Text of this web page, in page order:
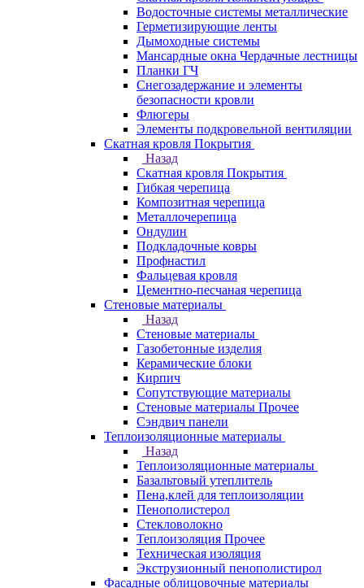
Водосточные системы металлические
Герметизирующие ленты
Дымоходные системы
Мансардные окна Чердачные лестницы
Планки ГЧ
Снегозадержание и элементы
безопасности кровли
Флюгеры
Элементы подкровельной вентиляции
Скатная кровля Покрытия
Назад
Скатная кровля Покрытия
Гибкая черепица
Композитная черепица
Металлочерепица
Ондулин
Подкладочные ковры
Профнастил
Фальцевая кровля
Цементно-песчаная черепица
Стеновые материалы
Назад
Стеновые материалы
Газобетонные изделия
Керамические блоки
Кирпич
Сопутствующие материалы
Стеновые материалы Прочее
Сэндвич панели
Теплоизоляционные материалы
Назад
Теплоизоляционные материалы
Базальтовый утеплитель
Пена,клей для теплоизоляции
Пенополистерол
Стекловолокно
Теплоизоляция Прочее
Техническая изоляция
Экструзионный пенополистирол
Фасадные облицовочные материалы